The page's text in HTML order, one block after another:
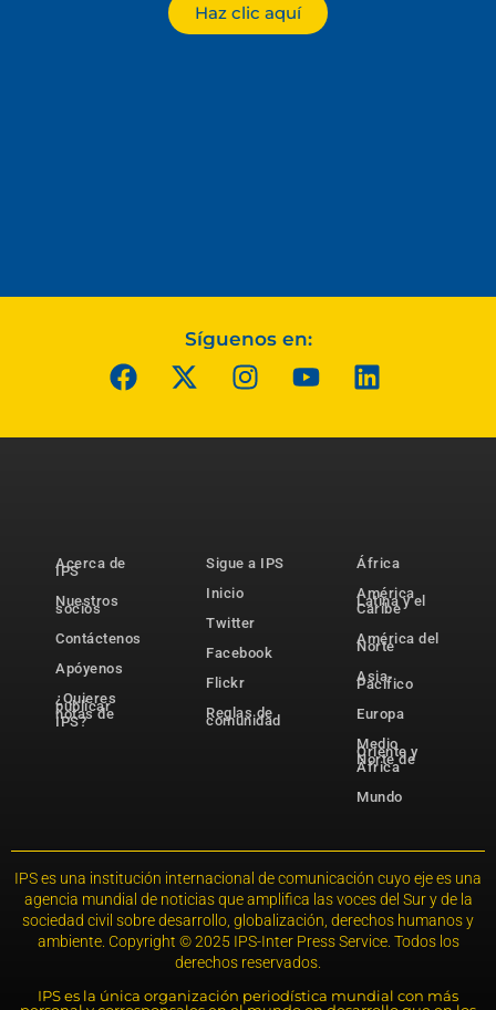
Haz clic aquí
Síguenos en:
Acerca de
IPS
Nuestros
socios
Contáctenos
Apóyenos
¿Quieres
publicar
notas de
IPS?
Sigue a IPS
Inicio
Twitter
Facebook
Flickr
Reglas de
comunidad
África
América
Latina y el
Caribe
América del
Norte
Asia-
Pacífico
Europa
Medio
Oriente y
Norte de
África
Mundo
IPS es una institución internacional de comunicación cuyo eje es una
agencia mundial de noticias que amplifica las voces del Sur y de la
sociedad civil sobre desarrollo, globalización, derechos humanos y
ambiente. Copyright © 2025 IPS-Inter Press Service. Todos los
derechos reservados.
IPS es la única organización periodística mundial con más